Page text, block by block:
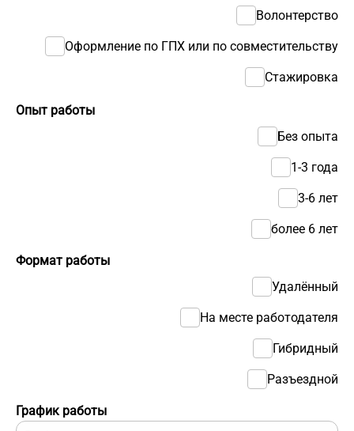
Волонтерство
Оформление по ГПХ или по совместительству
Стажировка
Опыт работы
Без опыта
1-3 года
3-6 лет
более 6 лет
График работы
Формат работы
Удалённый
На месте работодателя
Гибридный
Разъездной